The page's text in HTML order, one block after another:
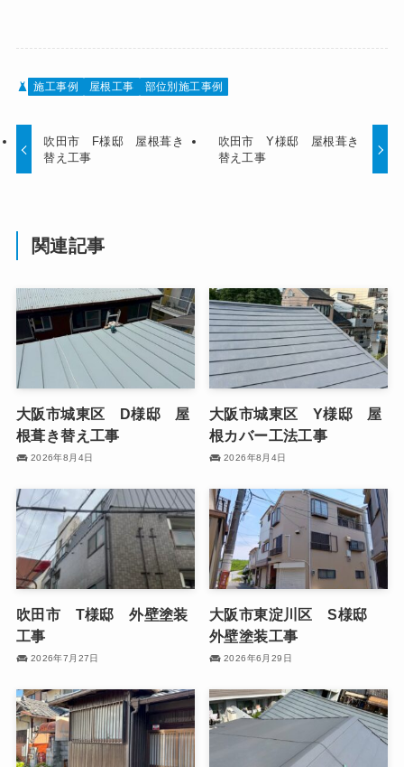
施工事例 屋根工事 部位別施工事例
吹田市 F様邸 屋根葺き
替え工事
吹田市 Y様邸 屋根葺き
替え工事
関連記事
大阪市城東区 D様邸 屋
根葺き替え工事
2026年8月4日
大阪市城東区 Y様邸 屋
根カバー工法工事
2026年8月4日
吹田市 T様邸 外壁塗装
工事
2026年7月27日
大阪市東淀川区 S様邸
外壁塗装工事
2026年6月29日